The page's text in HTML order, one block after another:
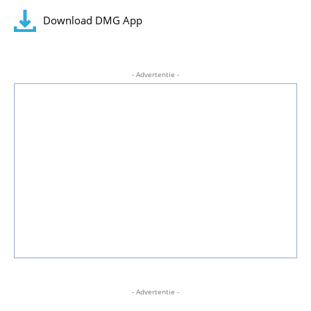
Download DMG App
- Advertentie -
- Advertentie -